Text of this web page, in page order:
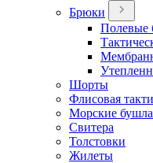
Брюки
Полевые
Шорты
Флисовая
Морские
Свитера
Толстовки
Жилеты